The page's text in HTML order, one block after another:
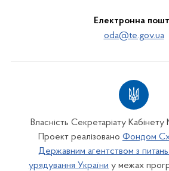
Електронна
oda@te.gov.ua
Власність Секретаріату Кабінету
Проект реалізовано Фондом
Державним агентством з
урядування України у межах